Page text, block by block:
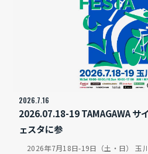
2026.7.16
2026.07.18-19 TAMAGAWA サ
ェスタに参
2026年7月18日-19日（土・日） 玉